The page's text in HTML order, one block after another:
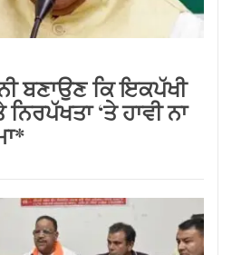
ਬਣਾਉਣ ਕਿ ਇਕਪੱਖੀ
‘ਤੇ ਹਾਵੀ ਨਾ